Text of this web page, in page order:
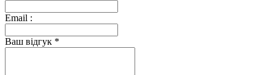
Email :
Ваш відгук *